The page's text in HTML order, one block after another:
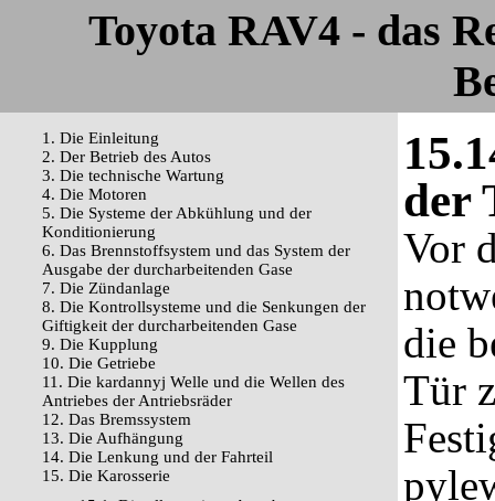
Toyota RAV4 - das
1. Die Einleitung
2. Der Betrieb des Autos
3. Die technische Wartung
4. Die Motoren
5. Die Systeme der Abkühlung und der
Konditionierung
6. Das Brennstoffsystem und das System der
Ausgabe der durcharbeitenden Gase
7. Die Zündanlage
8. Die Kontrollsysteme und die Senkungen der
Giftigkeit der durcharbeitenden Gase
9. Die Kupplung
10. Die Getriebe
11. Die kardannyj Welle und die Wellen des
Antriebes der Antriebsräder
12. Das Bremssystem
13. Die Aufhängung
14. Die Lenkung und der Fahrteil
15. Die Karosserie
der
Vor
die
Tür